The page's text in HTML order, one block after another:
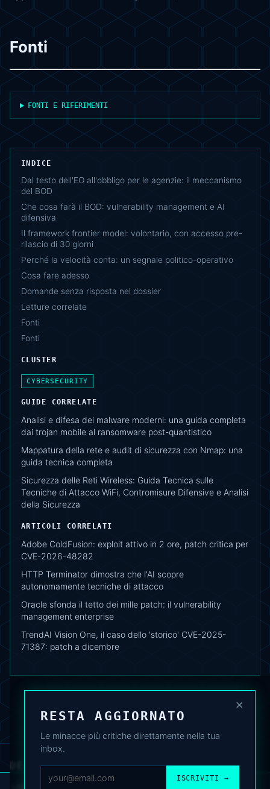
Fonti
FONTI E RIFERIMENTI
INDICE
Dal testo dell'EO all'obbligo per le agenzie: il meccanismo
del BOD
Che cosa farà il BOD: vulnerability management e AI
difensiva
Il framework frontier model: volontario, con accesso pre-
rilascio di 30 giorni
Perché la velocità conta: un segnale politico-operativo
Cosa fare adesso
Domande senza risposta nel dossier
Letture correlate
Fonti
Fonti
CLUSTER
CYBERSECURITY
GUIDE CORRELATE
Analisi e difesa dei malware moderni: una guida completa
dai trojan mobile al ransomware post-quantistico
Mappatura della rete e audit di sicurezza con Nmap: una
guida tecnica completa
Sicurezza delle Reti Wireless: Guida Tecnica sulle
Tecniche di Attacco WiFi, Contromisure Difensive e Analisi
della Sicurezza
ARTICOLI CORRELATI
Adobe ColdFusion: exploit attivo in 2 ore, patch critica per
CVE-2026-48282
HTTP Terminator dimostra che l'AI scopre
autonomamente tecniche di attacco
Oracle sfonda il tetto dei mille patch: il vulnerability
management enterprise
TrendAI Vision One, il caso dello 'storico' CVE-2025-
71387: patch a dicembre
×
RESTA AGGIORNATO
Le minacce più critiche direttamente nella tua
inbox.
ISCRIVITI →
DEAFNEWS
CHI SIAMO·ARCHIVIO ·FAQ PRIVACY·COOKIE POLICY
CONTATTI